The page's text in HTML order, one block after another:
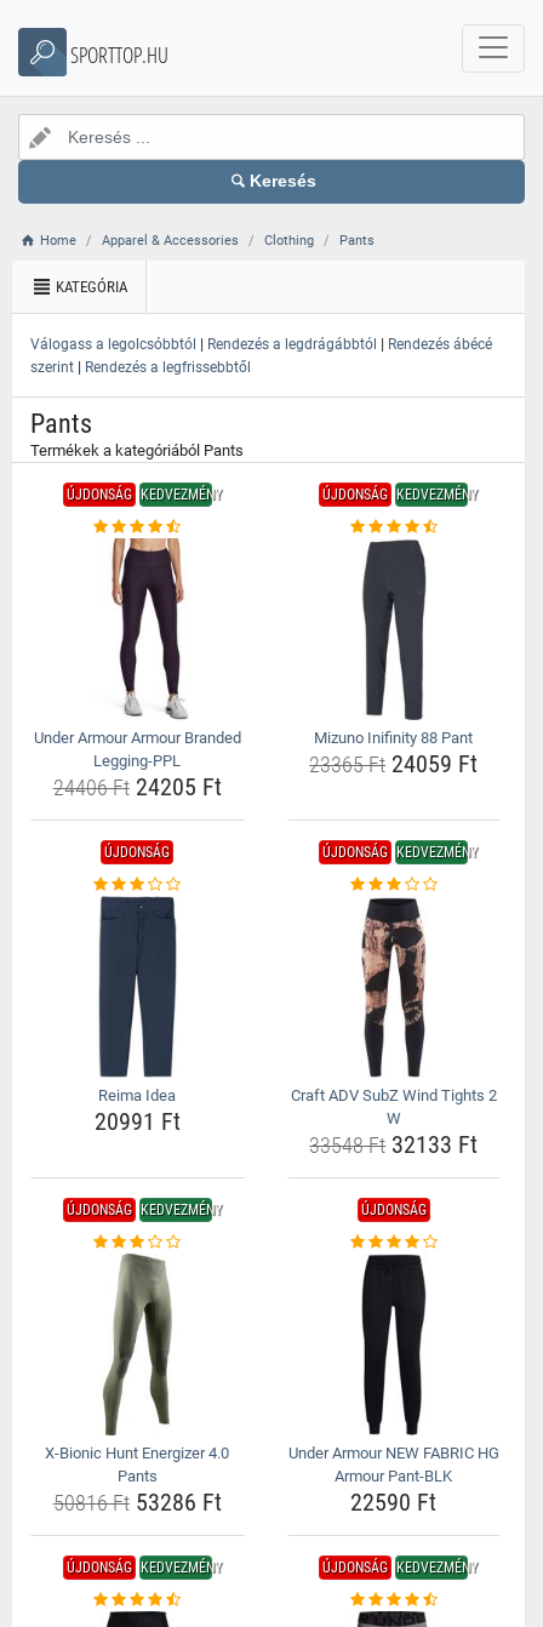
SPORTTOP.HU
Keresés
Home Apparel & Accessories Clothing Pants
KATEGÓRIA
Válogass a legolcsóbbtól | Rendezés a legdrágábbtól | Rendezés ábécé
szerint | Rendezés a legfrissebbtől
Pants
Termékek a kategóriából Pants
ÚJDONSÁG KEDVEZMÉNY
Under Armour Armour Branded
Legging-PPL
24406 Ft24205 Ft
ÚJDONSÁG KEDVEZMÉNY
Mizuno Inifinity 88 Pant
23365 Ft24059 Ft
ÚJDONSÁG
Reima Idea
20991 Ft
ÚJDONSÁG KEDVEZMÉNY
Craft ADV SubZ Wind Tights 2
W
33548 Ft32133 Ft
ÚJDONSÁG KEDVEZMÉNY
X-Bionic Hunt Energizer 4.0
Pants
50816 Ft53286 Ft
ÚJDONSÁG
Under Armour NEW FABRIC HG
Armour Pant-BLK
22590 Ft
ÚJDONSÁG KEDVEZMÉNY ÚJDONSÁG KEDVEZMÉNY